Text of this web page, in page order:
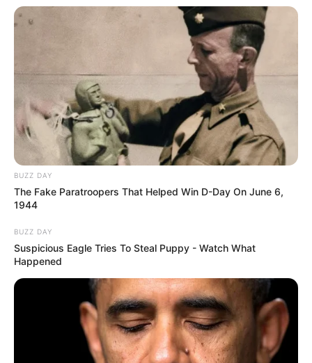
BUZZ DAY
The Fake Paratroopers That Helped Win D-Day On June 6,
1944
BUZZ DAY
Suspicious Eagle Tries To Steal Puppy - Watch What
Happened